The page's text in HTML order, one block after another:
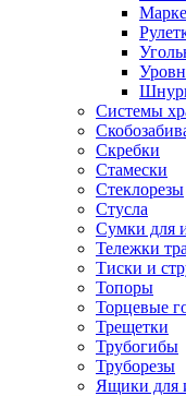
Системы
Скребки
Стамески
Стеклорезы
Стусла
Сумки для
Тележки
Тиски и
Топоры
Торцевые
Трещетки
Трубогибы
Труборезы
Ящики для